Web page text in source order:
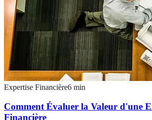
Expertise Financière6 min
Comment Évaluer la Valeur d'une
Financière